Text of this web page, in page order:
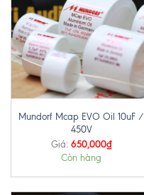
Mundorf Mcap EVO Oil 10uF /
450V
Giá: 650,000₫
Còn hàng